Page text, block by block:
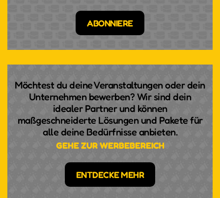
NAMEN: KLARINETTISTIN
ANDREA GÖTSCH
Sie ist jung und erfolgreich, aber sie ist vor allem
eines: extrem leidenschaftlich in allem, was sie tut.
Die Südtiroler Klarinettistin hat geschafft, was vor
ihr noch keiner Frau gelungen ist, nämlich ins
Klarinettenregister der Wiener Philharmoniker
aufgenommen zu werden. Daneben verwirklicht sie
gerade ihren Kindheitstraum vom Dirigieren und
spielt auch noch Fußball.
ABONNIERE
Möchtest du deine Veranstaltungen oder dein
Unternehmen bewerben? Wir sind dein
idealer Partner und können
maßgeschneiderte Lösungen und Pakete für
alle deine Bedürfnisse anbieten.
GEHE ZUR WERBEBEREICH
ENTDECKE MEHR